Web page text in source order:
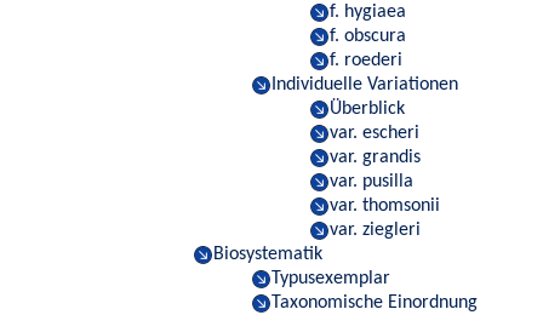
f. hygiaea
f. obscura
f. roederi
Individuelle Variationen
Überblick
var. escheri
var. grandis
var. pusilla
var. thomsonii
var. ziegleri
Biosystematik
Typusexemplar
Taxonomische Einordnung